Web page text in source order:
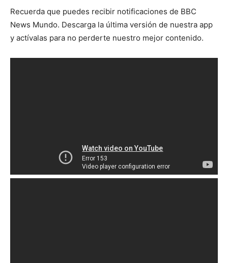
Recuerda que puedes recibir notificaciones de BBC
News Mundo. Descarga la última versión de nuestra app
y actívalas para no perderte nuestro mejor contenido.